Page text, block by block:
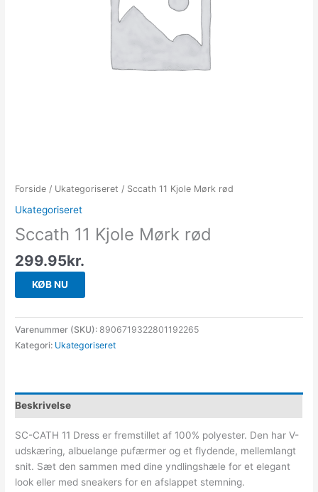
Forside / Ukategoriseret / Sccath 11 Kjole Mørk rød
Ukategoriseret
Sccath 11 Kjole Mørk rød
299.95kr.
KØB NU
Varenummer (SKU):8906719322801192265
Kategori: Ukategoriseret
Beskrivelse
SC-CATH 11 Dress er fremstillet af 100% polyester. Den har V-
udskæring, albuelange pufærmer og et flydende, mellemlangt
snit. Sæt den sammen med dine yndlingshæle for et elegant
look eller med sneakers for en afslappet stemning.